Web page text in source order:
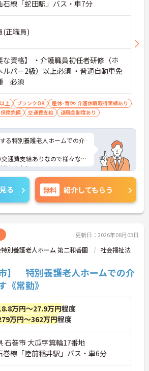
石線「蛇田駅」バス・車7分
(正職員)
な資格】 ・介護職員初任者研修（ホ
ルパー2級）以上必須 ・普通自動車免
必須
上 ブランクOK
産休･育休･介護休暇取得実績あり
険完備 交通費支給 退職金制度あり
る特別養護老人ホームでの介
通費支給ありなので様々な通
けます！
接のポイントお伝えしますの
ださい。
る 無料 紹介してもらう
更新日：2026年08月03日
別養護老人ホーム 第二和香園
社会福祉法
市】 特別養護老人ホームでの介
《常勤》
万円～27.9万円程度
万円～362万円程度
石巻市 大瓜字箕輪17番地
巻線「陸前稲井駅」バス・車6分